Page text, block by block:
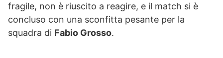
fragile, non è riuscito a reagire, e il match si è
concluso con una sconfitta pesante per la
squadra di Fabio Grosso.